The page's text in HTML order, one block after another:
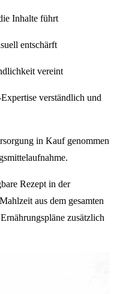
Inhalte führt
entschärft
vereint
verständlich und
in Kauf genommen
Rezept in der
aus dem gesamten
zusätzlich